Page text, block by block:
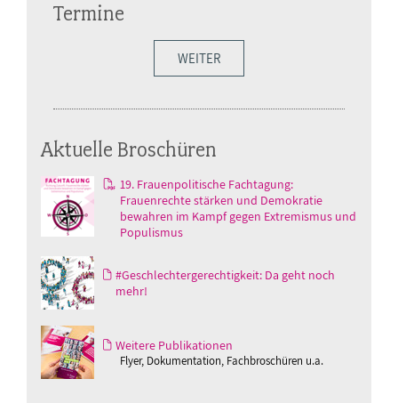
Termine
WEITER
Aktuelle Broschüren
19. Frauenpolitische Fachtagung:
Frauenrechte stärken und Demokratie
bewahren im Kampf gegen Extremismus und
Populismus
#Geschlechtergerechtigkeit: Da geht noch
mehr!
Weitere Publikationen
Flyer, Dokumentation, Fachbroschüren u.a.